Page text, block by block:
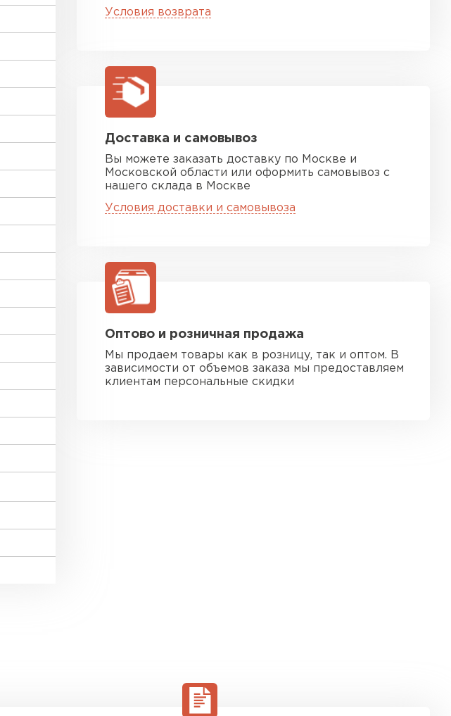
Условия возврата
Доставка и самовывоз
Вы можете заказать доставку по Москве и
Московской области или оформить самовывоз с
нашего склада в Москве
Условия доставки и самовывоза
Оптово и розничная продажа
Мы продаем товары как в розницу, так и оптом. В
зависимости от объемов заказа мы предоставляем
клиентам персональные скидки